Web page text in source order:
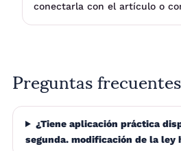
conectarla con el artículo o
Preguntas frecuentes
¿Tiene aplicación práctica
segunda. modificación de la ley